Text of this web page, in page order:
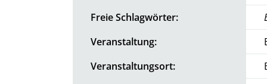
Freie Schlagwörter:
Veranstaltung:
Veranstaltungsort: